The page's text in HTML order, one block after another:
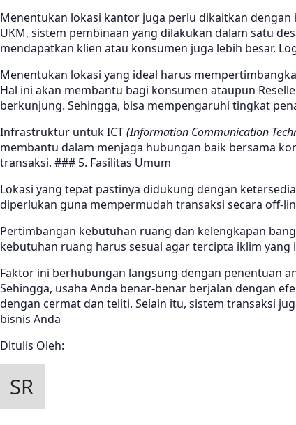
Menentukan lokasi kantor juga perlu dikaitkan
UKM, sistem pembinaan yang dilakukan dalam satu
mendapatkan klien atau konsumen juga lebih besar.
Menentukan lokasi yang ideal harus
Hal ini akan membantu bagi konsumen ataupun
berkunjung. Sehingga, bisa mempengaruhi tingkat
Infrastruktur untuk ICT(Information Communication
membantu dalam menjaga hubungan baik bersama
transaksi. ### 5. Fasilitas Umum
Lokasi yang tepat pastinya didukung dengan
diperlukan guna mempermudah transaksi secara off-
Pertimbangan kebutuhan ruang dan kelengkapan
kebutuhan ruang harus sesuai agar tercipta iklim yang
Faktor ini berhubungan langsung dengan penentuan
Sehingga, usaha Anda benar-benar berjalan dengan
dengan cermat dan teliti. Selain itu, sistem transaksi
bisnis Anda
Ditulis Oleh: